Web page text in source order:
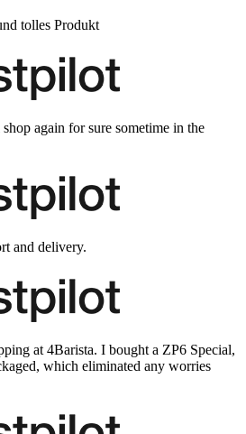
tolles Produkt
again for sure sometime in the
and delivery.
at 4Barista. I bought a ZP6 Special,
which eliminated any worries